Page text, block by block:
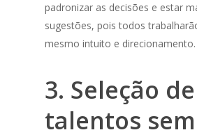
padronizar as decisões e estar
sugestões, pois todos
mesmo intuito e direcionamento.
3. Seleção de
talentos